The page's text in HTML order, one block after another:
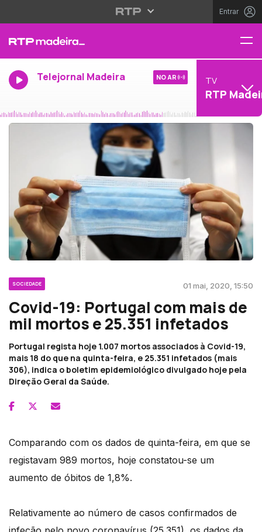
Entrar
Telejornal Madeira NO AR TV
RTP
SOCIEDADE 01 mai, 2020, 15:50
Covid-19: Portugal com mais de
mil mortos e 25.351 infetados
Portugal regista hoje 1.007 mortos associados à Covid-19,
mais 18 do que na quinta-feira, e 25.351 infetados (mais
306), indica o boletim epidemiológico divulgado hoje pela
Direção Geral da Saúde.
Comparando com os dados de quinta-feira, em que se
registavam 989 mortos, hoje constatou-se um
aumento de óbitos de 1,8%.
Relativamente ao número de casos confirmados de